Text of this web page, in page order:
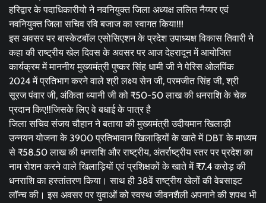
हरिद्वार के पदाधिकारीयो ने नवनियुक्त जिला अध्यक्ष ललित नैय्यर एवं
नवनियुक्त जिला सचिव रवि बजाज का स्वागत किया!!!
इस अवसर पर बास्केटबॉल एसोसिएशन के प्रदेश उपाध्यक्ष विकास तिवारी ने
कहा की राष्ट्रीय खेल दिवस के अवसर पर आज देहरादून में आयोजित
कार्यक्रम में माननीय मुख्यमंत्री पुष्कर सिंह धामी जी ने पेरिस ओलपिंक
2024 में प्रतिभाग करने वाले श्री लक्ष्य सेन जी, परमजीत सिंह जी, श्री
सूरज पंवार जी, अंकिता ध्यानी जी को ₹50-50 लाख की धनराशि के चेक
प्रदान किए!!जिसके लिए वे बधाई के पात्र है
जिला सचिव संजय चौहान ने बताया की मुख्यमंत्री उदीयमान खिलाड़ी
उन्नयन योजना के 3900 प्रतिभावान खिलाड़ियों के खाते में DBT के माध्यम
से ₹58.50 लाख की धनराशि और राष्ट्रीय, अंतर्राष्ट्रीय स्तर पर प्रदेश का
नाम रोशन करने वाले खिलाड़ियों एवं प्रशिक्षकों के खाते में ₹7.4 करोड़ की
धनराशि का हस्तांतरण किया। साथ ही 38वें राष्ट्रीय खेलों की वेबसाइट
लॉन्च की। इस अवसर पर युवाओं को स्वस्थ जीवनशैली अपनाने की शपथ भी